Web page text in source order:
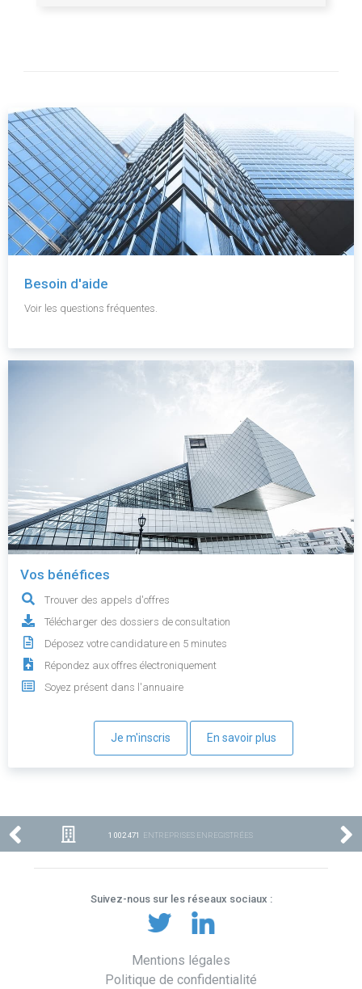
Besoin d'aide
Voir les questions fréquentes.
Vos bénéfices
Trouver des appels d'offres
Télécharger des dossiers de consultation
Déposez votre candidature en 5 minutes
Répondez aux offres électroniquement
Soyez présent dans l'annuaire
Je m'inscris En savoir plus
1 002 471 ENTREPRISES ENREGISTRÉES
Suivez-nous sur les réseaux sociaux :
Mentions légales
Politique de confidentialité